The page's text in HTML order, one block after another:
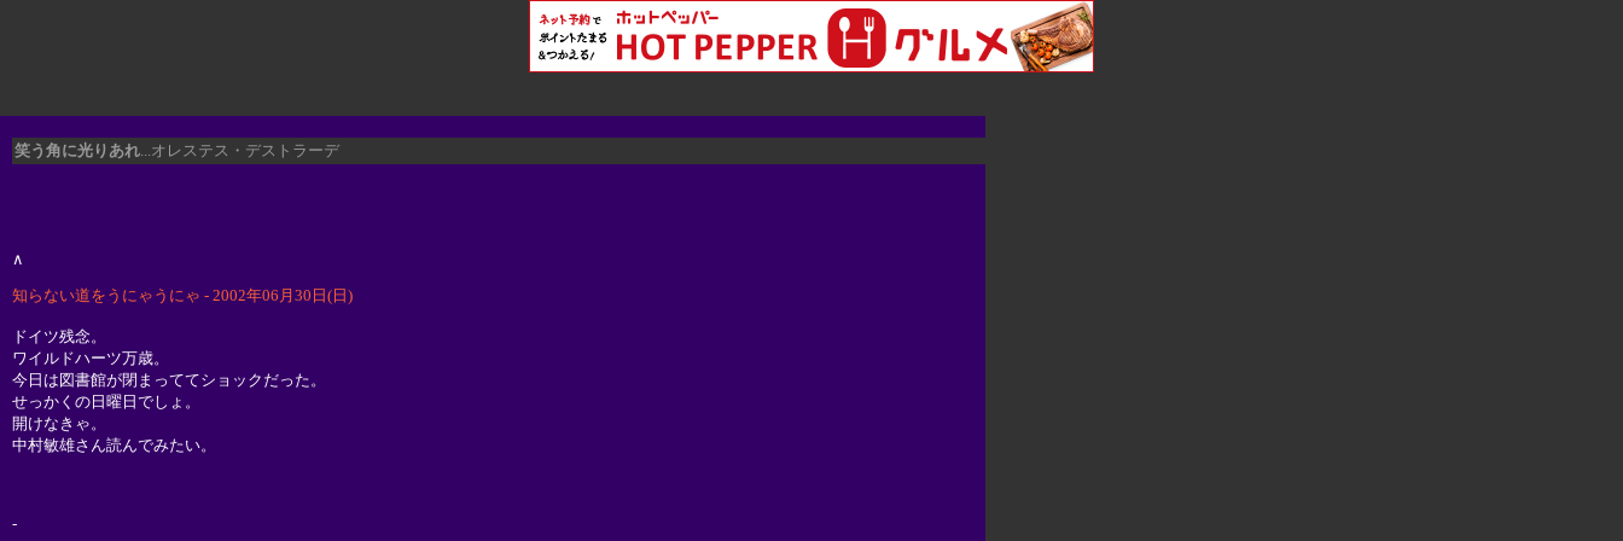
笑う角に光りあれ...オレステス・デストラーデ
∧
知らない道をうにゃうにゃ - 2002年06月30日(日)
ドイツ残念。
ワイルドハーツ万歳。
今日は図書館が閉まっててショックだった。
せっかくの日曜日でしょ。
開けなきゃ。
中村敏雄さん読んでみたい。
-